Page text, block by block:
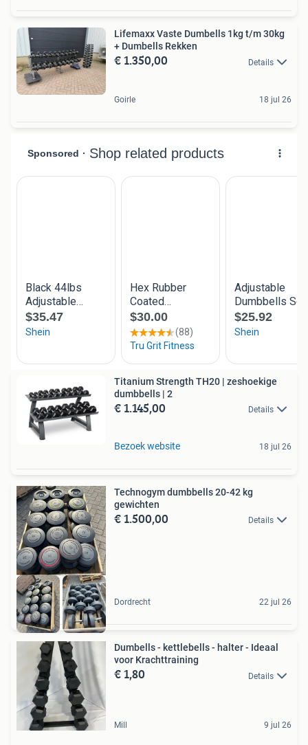
Lifemaxx Vaste Dumbells 1kg t/m 30kg
+ Dumbells Rekken
€ 1.350,00 Details
Goirle 18 jul 26
Titanium Strength TH20 | zeshoekige
dumbbells | 2
€ 1.145,00 Details
Bezoek website 18 jul 26
Technogym dumbbells 20-42 kg
gewichten
€ 1.500,00 Details
Dordrecht 22 jul 26
Dumbells - kettlebells - halter - Ideaal
voor Krachttraining
€ 1,80 Details
Mill 9 jul 26